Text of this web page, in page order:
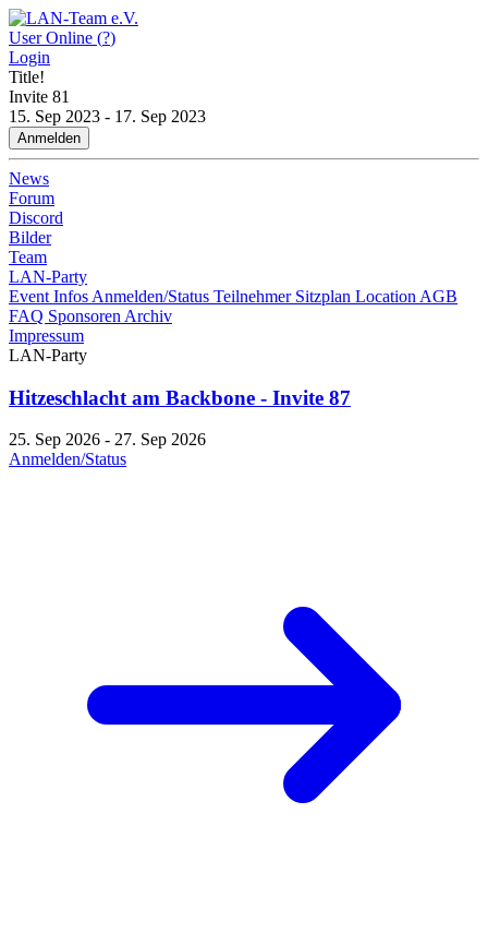
User Online (?)
Login
Title!
Invite 81
15. Sep 2023 - 17. Sep 2023
Anmelden
News
Forum
Discord
Bilder
Team
LAN-Party
Event Infos Anmelden/Status Teilnehmer Sitzplan Location AGB
FAQ Sponsoren Archiv
Impressum
LAN-Party
Hitzeschlacht am Backbone - Invite 87
25. Sep 2026 - 27. Sep 2026
Anmelden/Status